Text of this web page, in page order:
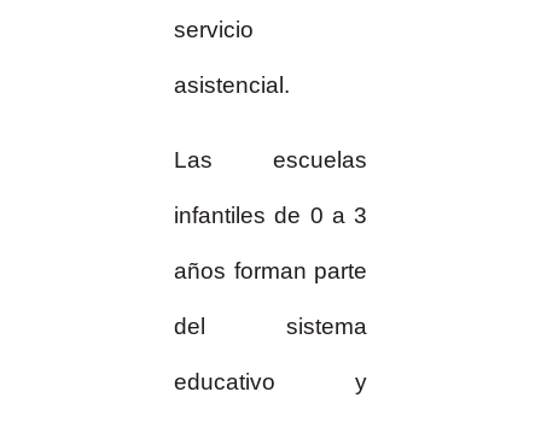
servicio
asistencial.
Las escuelas
infantiles de 0 a 3
años forman parte
del sistema
educativo y